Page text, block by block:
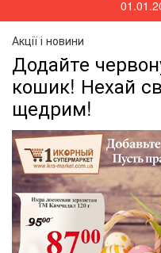
Акції і новини
Додайте
кошик! Нехай
щедрим!